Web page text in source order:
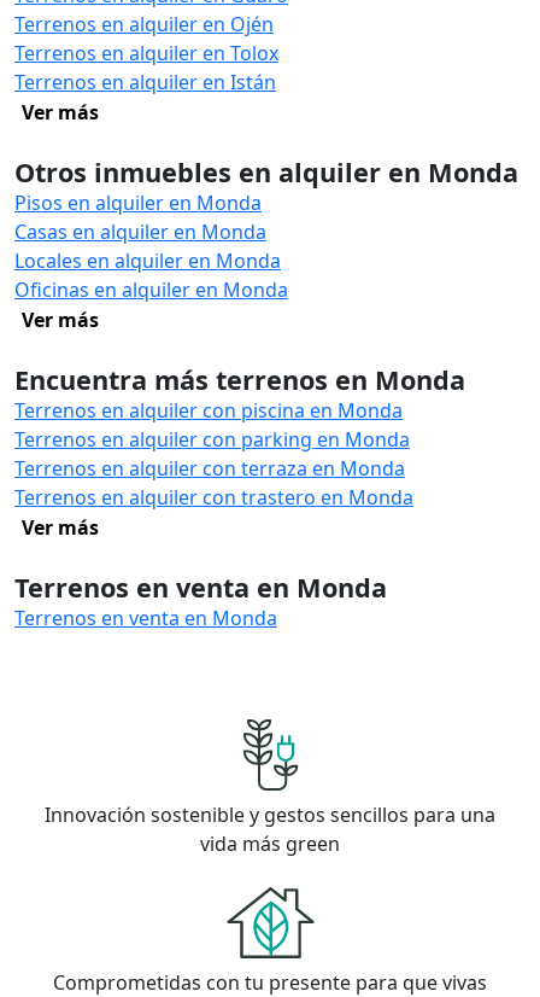
Terrenos en alquiler en Ojén
Terrenos en alquiler en Tolox
Terrenos en alquiler en Istán
Ver más
Otros inmuebles en alquiler en Monda
Pisos en alquiler en Monda
Casas en alquiler en Monda
Locales en alquiler en Monda
Oficinas en alquiler en Monda
Ver más
Encuentra más terrenos en Monda
Terrenos en alquiler con piscina en Monda
Terrenos en alquiler con parking en Monda
Terrenos en alquiler con terraza en Monda
Terrenos en alquiler con trastero en Monda
Ver más
Terrenos en venta en Monda
Terrenos en venta en Monda
Innovación sostenible y gestos sencillos para una
vida más green
Comprometidas con tu presente para que vivas